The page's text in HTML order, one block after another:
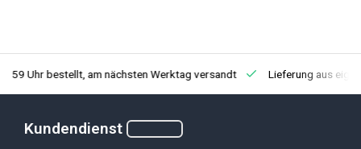
Uhr bestellt, am nächsten Werktag versandt Lieferung aus
Kundendienst